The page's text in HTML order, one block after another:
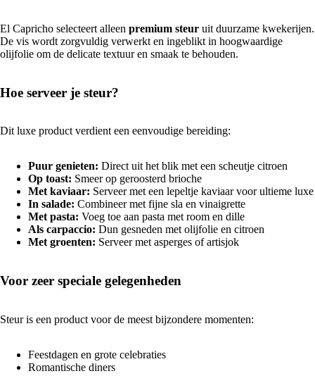
El Capricho selecteert alleen premium steur uit duurzame kwekerijen.
De vis wordt zorgvuldig verwerkt en ingeblikt in hoogwaardige
olijfolie om de delicate textuur en smaak te behouden.
Hoe serveer je steur?
Dit luxe product verdient een eenvoudige bereiding:
Puur genieten: Direct uit het blik met een scheutje citroen
Op toast: Smeer op geroosterd brioche
Met kaviaar: Serveer met een lepeltje kaviaar voor ultieme luxe
In salade: Combineer met fijne sla en vinaigrette
Met pasta: Voeg toe aan pasta met room en dille
Als carpaccio: Dun gesneden met olijfolie en citroen
Met groenten: Serveer met asperges of artisjok
Voor zeer speciale gelegenheden
Steur is een product voor de meest bijzondere momenten:
Feestdagen en grote celebraties
Romantische diners